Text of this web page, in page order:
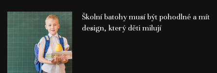
Školní batohy musí být pohodlné a mít
design, který děti milují